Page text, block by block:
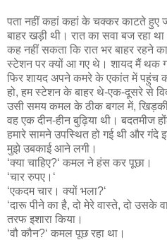
पता नहीं कहां कहां के चक्कर काटते हुए
बाहर खड़ी थी। रात का सवा बज रहा
कह नहीं सकता कि रात भर बाहर रहने
स्टेशन पर क्यों आ गए थे। शायद मैं थक
फिर शायद अपने कमरे के एकांत में पहुंच
हो, हम स्टेशन के बाहर थे-एक-दूसरे से
उसी समय कमल के ठीक बगल में,
वह एक दीन-हीन बुढ़िया थी। बदतमीज
हमारे सामने उपस्थित हो गई थी और गंदे
मुझे उबकाई आने लगी।
‘क्या चाहिए?‘ कमल ने हंस कर पूछा।
‘चार रुपए।‘
‘एकदम चार। क्यों भला?‘
‘दारू पीने का है, दो मेरे वास्ते, दो उसके
तरफ इशारा किया।
‘वौ कौन?‘ कमल पूछ रहा था।